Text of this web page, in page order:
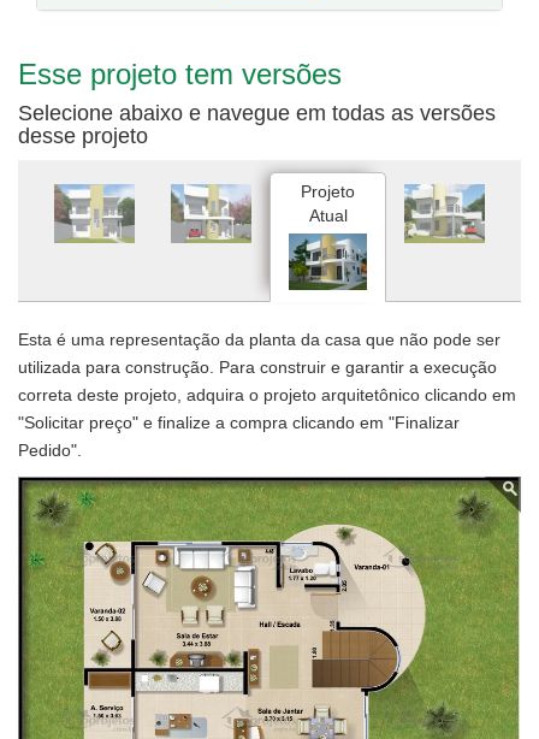
Esse projeto tem versões
Selecione abaixo e navegue em todas as versões
desse projeto
Projeto
Atual
Esta é uma representação da planta da casa que não pode ser
utilizada para construção. Para construir e garantir a execução
correta deste projeto, adquira o projeto arquitetônico clicando em
"Solicitar preço" e finalize a compra clicando em "Finalizar
Pedido".